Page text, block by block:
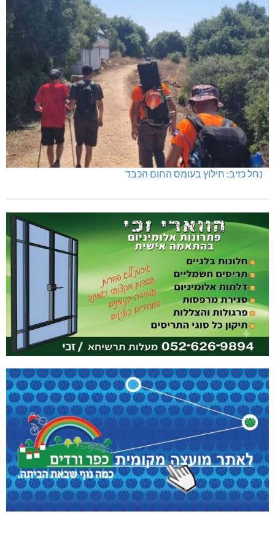
נחל כזיב: חילוץ בעומס החום הכבד